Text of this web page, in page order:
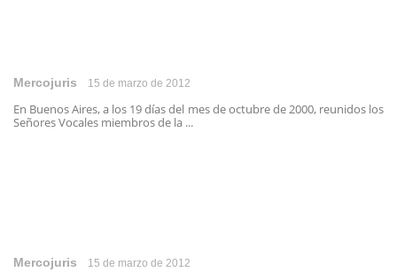
Mercojuris 15 de marzo de 2012
En Buenos Aires, a los 19 días del mes de octubre de 2000, reunidos los
Señores Vocales miembros de la ...
Mercojuris 15 de marzo de 2012